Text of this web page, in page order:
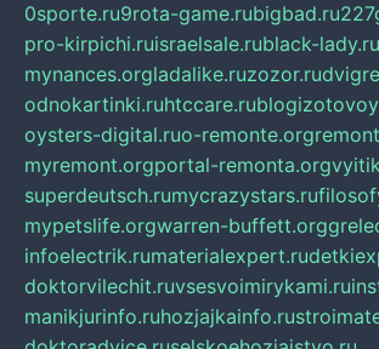
0sporte.ru9rota-game.rubigbad.ru
pro-kirpichi.ruisraelsale.rublack-lady.ru
mynances.orgladalike.ruzozor.ru
odnokartinki.ruhtccare.ru
oysters-digital.ruo-remonte.org
myremont.orgportal-remonta.org
superdeutsch.rumycrazystars.ru
mypetslife.orgwarren-buffett.org
infoelectrik.rumaterialexpert.ru
doktorvilechit.ruvsesvoimirykami.ru
manikjurinfo.ruhozjajkainfo.ru